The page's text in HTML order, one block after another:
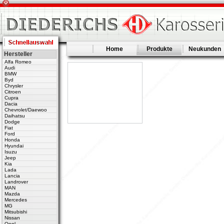
Home Produkte Neukunden
Hersteller
Alfa Romeo
Audi
BMW
Byd
Chrysler
Citroen
Cupra
Dacia
Chevrolet/Daewoo
Daihatsu
Dodge
Fiat
Ford
Honda
Hyundai
Isuzu
Jeep
Kia
Lada
Lancia
Landrover
MAN
Mazda
Mercedes
MG
Mitsubishi
Nissan